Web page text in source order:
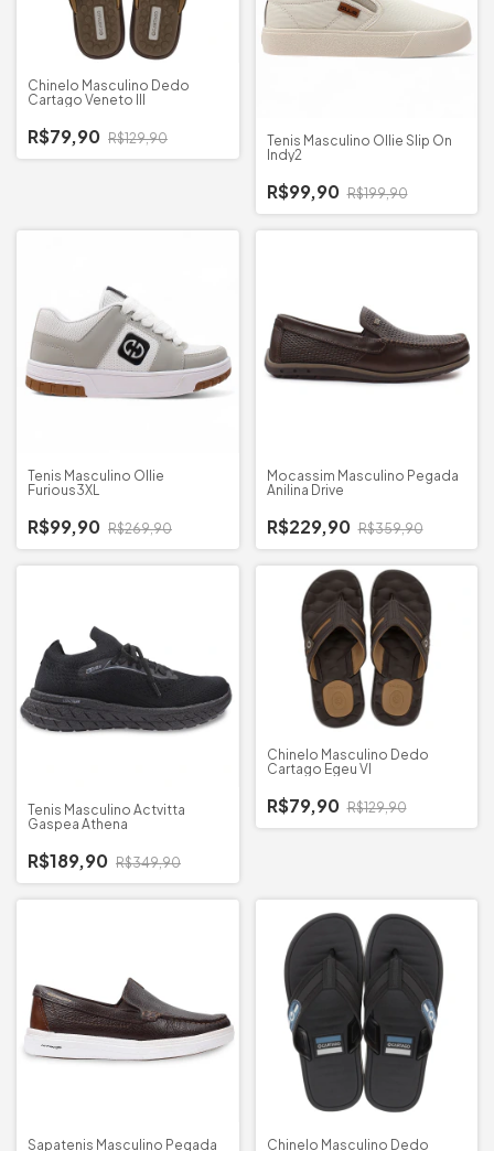
Chinelo Masculino Dedo
Cartago Veneto III
R$79,90 R$129,90
Tenis Masculino Ollie Slip On
Indy2
R$99,90 R$199,90
Tenis Masculino Ollie
Furious3XL
R$99,90 R$269,90
Mocassim Masculino Pegada
Anilina Drive
R$229,90 R$359,90
Tenis Masculino Actvitta
Gaspea Athena
R$189,90 R$349,90
Chinelo Masculino Dedo
Cartago Egeu VI
R$79,90 R$129,90
Sapatenis Masculino Pegada
Chinelo Masculino Dedo